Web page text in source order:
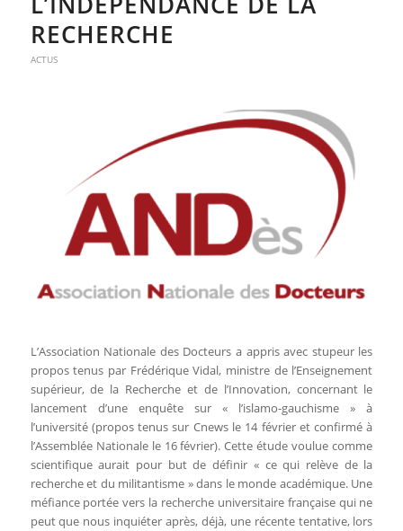
RECHERCHE
ACTUS
L’Association Nationale des Docteurs a appris avec stupeur les
propos tenus par Frédérique Vidal, ministre de l’Enseignement
supérieur, de la Recherche et de l’Innovation, concernant le
lancement d’une enquête sur « l’islamo-gauchisme » à
l’université (propos tenus sur Cnews le 14 février et confirmé à
l’Assemblée Nationale le 16 février). Cette étude voulue comme
scientifique aurait pour but de définir « ce qui relève de la
recherche et du militantisme » dans le monde académique. Une
méfiance portée vers la recherche universitaire française qui ne
peut que nous inquiéter après, déjà, une récente tentative, lors